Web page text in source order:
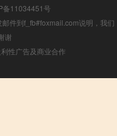
备11034451号
件到f_fb#foxmail.com说明，我们
谢
性广告及商业合作